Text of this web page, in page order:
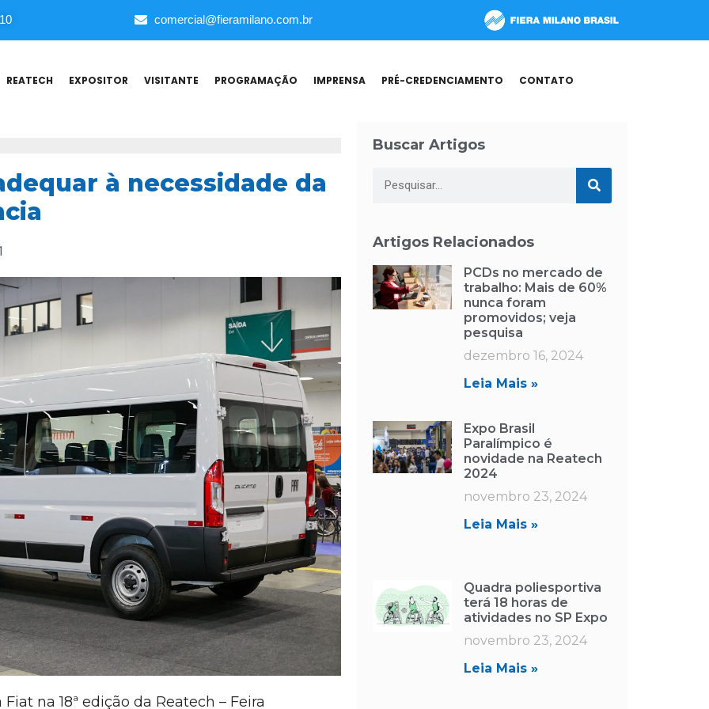
comercial@fieramilano.com.br
REATECH EXPOSITOR VISITANTE PROGRAMAÇÃO IMPRENSA PRÉ-CREDENCIAMENTO CONTATO
à necessidade da
na 18ª edição da Reatech – Feira
Buscar Artigos
Artigos Relacionados
PCDs no mercado de
trabalho: Mais de 60%
nunca foram
promovidos; veja
pesquisa
dezembro 16, 2024
Leia Mais »
Expo Brasil
Paralímpico é
novidade na Reatech
2024
novembro 23, 2024
Leia Mais »
Quadra poliesportiva
terá 18 horas de
atividades no SP Expo
novembro 23, 2024
Leia Mais »